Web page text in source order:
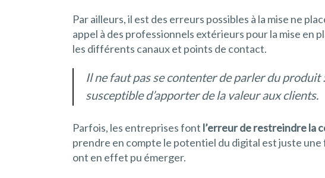
Par ailleurs, il est des erreurs possibles à la mise ne
appel à des professionnels extérieurs pour la mise en
les différents canaux et points de contact.
Il ne faut pas se contenter de parler du
susceptible d’apporter de la valeur aux clients.
Parfois, les entreprises font l’erreur de restreindre la
prendre en compte le potentiel du digital est juste
ont en effet pu émerger.